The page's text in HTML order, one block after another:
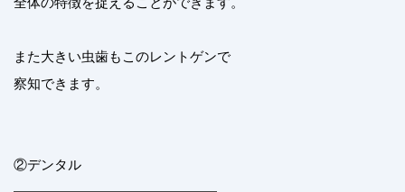
また大きい虫歯もこのレントゲンで
察知できます。
②デンタル